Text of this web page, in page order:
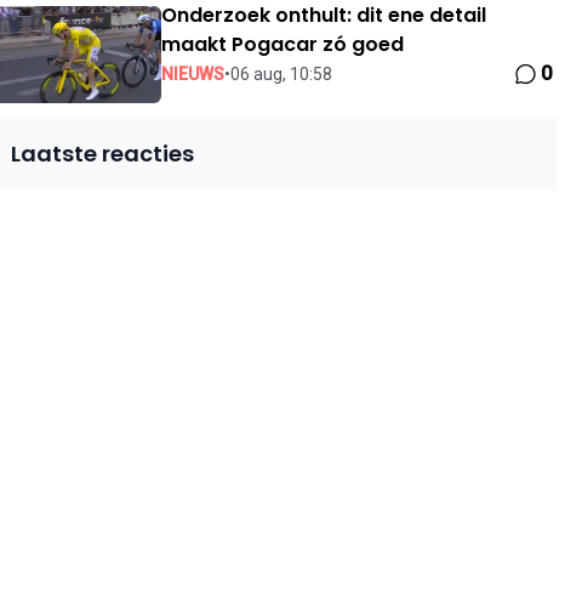
Onderzoek onthult: dit ene detail
maakt Pogacar zó goed
NIEUWS•06 aug, 10:58 0
Laatste reacties